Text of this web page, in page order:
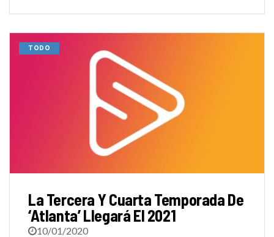
TODO
La Tercera Y Cuarta Temporada De
‘Atlanta’ Llegará El 2021
10/01/2020